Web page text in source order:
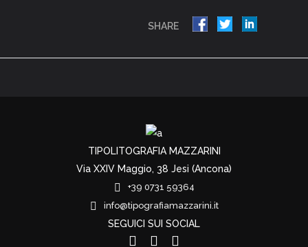
SHARE
TIPOLITOGRAFIA MAZZARINI
Via XXIV Maggio, 38 Jesi (Ancona)
+39 0731 59364
info@tipografiamazzarini.it
SEGUICI SUI SOCIAL